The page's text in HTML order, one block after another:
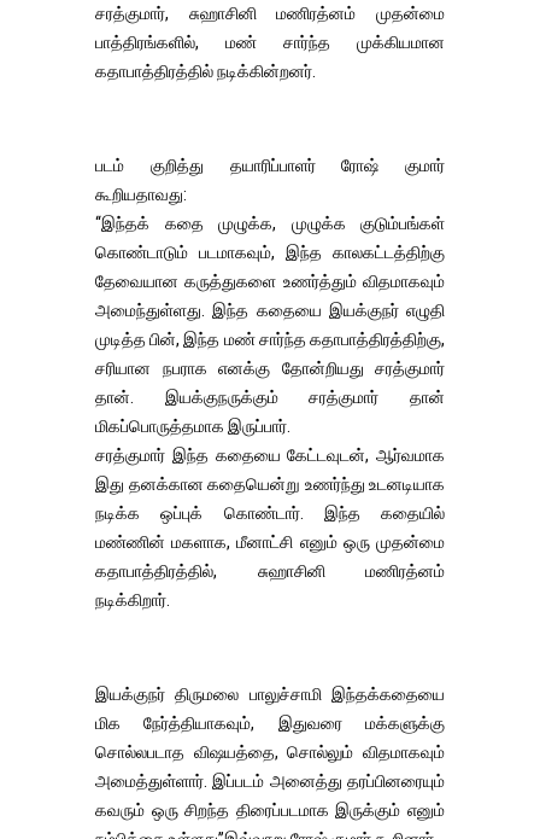
சரத்குமார், சுஹாசினி மணிரத்னம் முதன்மை
பாத்திரங்களில், மண் சார்ந்த முக்கியமான
கதாபாத்திரத்தில் நடிக்கின்றனர்.
படம் குறித்து தயாரிப்பாளர் ரோஷ் குமார்
கூறியதாவது:
‘‘இந்தக் கதை முழுக்க, முழுக்க குடும்பங்கள்
கொண்டாடும் படமாகவும், இந்த காலகட்டத்திற்கு
தேவையான கருத்துகளை உணர்த்தும் விதமாகவும்
அமைந்துள்ளது. இந்த கதையை இயக்குநர் எழுதி
முடித்த பின், இந்த மண் சார்ந்த கதாபாத்திரத்திற்கு,
சரியான நபராக எனக்கு தோன்றியது சரத்குமார்
தான். இயக்குநருக்கும் சரத்குமார் தான்
மிகப்பொருத்தமாக இருப்பார்.
சரத்குமார் இந்த கதையை கேட்டவுடன், ஆர்வமாக
இது தனக்கான கதையென்று உணர்ந்து உடனடியாக
நடிக்க ஒப்புக் கொண்டார். இந்த கதையில்
மண்ணின் மகளாக, மீனாட்சி எனும் ஒரு முதன்மை
கதாபாத்திரத்தில், சுஹாசினி மணிரத்னம்
நடிக்கிறார்.
இயக்குநர் திருமலை பாலுச்சாமி இந்தக்கதையை
மிக நேர்த்தியாகவும், இதுவரை மக்களுக்கு
சொல்லபடாத விஷயத்தை, சொல்லும் விதமாகவும்
அமைத்துள்ளார். இப்படம் அனைத்து தரப்பினரையும்
கவரும் ஒரு சிறந்த திரைப்படமாக இருக்கும் எனும்